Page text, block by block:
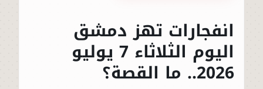
انفجارات تهز دمشق
اليوم الثلاثاء 7 يوليو
2026.. ما القصة؟